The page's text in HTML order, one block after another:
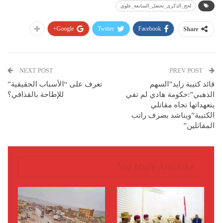
لحج_الذكرى_تحتفل_السابعة_علوي
Share
Facebook
Twitter
Google+
قائد كتيبة زايد”السهم
الذهبي”:حكومة هادي لم تفي
يتعهداتها تجاه مقاتلي
الكتيبة”ويناشد بصرف راتب
المقاتلين”
NEXT POST
تعرف على “الأسباب الحقيقية”
للإطاحة بالقذافي؟